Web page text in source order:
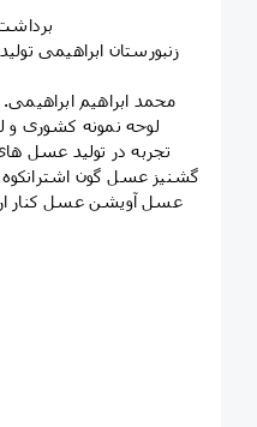
زنبورستان ابراهیمی
محمد ابراهیم
لوحه نمونه کشوری و
تجربه در تولید عسل
گشنیز عسل گون
عسل آویشن عسل کنار